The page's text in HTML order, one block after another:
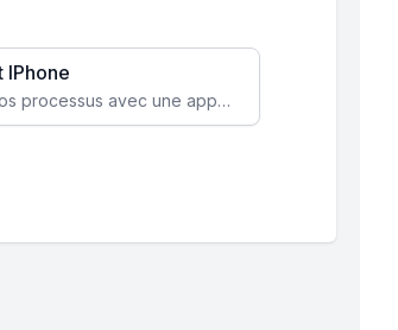
Augmentez l’engagement client et simplifiez vos processus avec une application mobile sur mesure, disponible sur iOS et Android.